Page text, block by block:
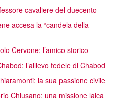
cavaliere del duecento
accesa la “candela della
Cervone: l’amico storico
l’allievo fedele di Chabod
la sua passione civile
Chiusano: una missione laica